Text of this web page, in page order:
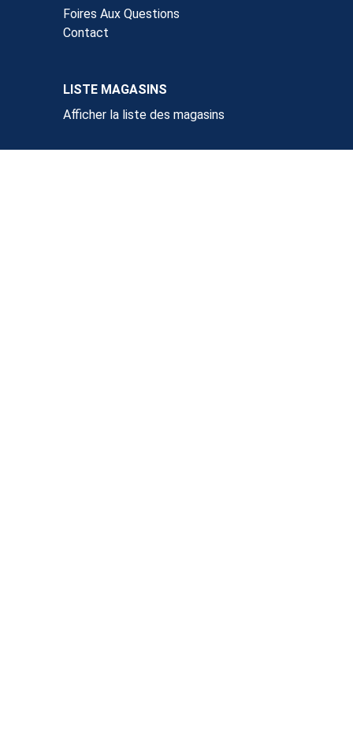
Foires Aux Questions
Contact
LISTE MAGASINS
Afficher la liste des magasins